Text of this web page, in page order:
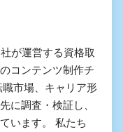
が運営する資格取
コンテンツ制作チ
市場、キャリア形
に調査・検証し、
います。 私たち